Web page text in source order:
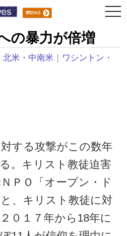
の暴力が倍増
北米・中南米 ｜ ワシントン・
する攻撃がこの数年
。キリスト教徒迫害
ＰＯ「オープン・ド
、キリスト教徒に対
０１７年から18年に